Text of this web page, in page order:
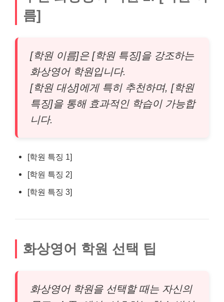
름]
[학원 이름]은 [학원 특징]을 강조하는
화상영어 학원입니다.
[학원 대상]에게 특히 추천하며, [학원
특징]을 통해 효과적인 학습이 가능합
니다.
[학원 특징 1]
[학원 특징 2]
[학원 특징 3]
화상영어 학원 선택 팁
화상영어 학원을 선택할 때는 자신의